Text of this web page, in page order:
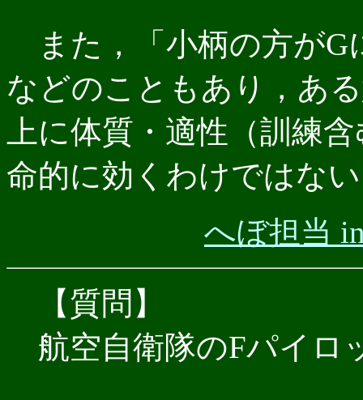
また，「小柄の方がG
などのこともあり，あ
上に体質・適性（訓練
命的に効くわけではな
へぼ担当
【質問】
航空自衛隊のFパイロ